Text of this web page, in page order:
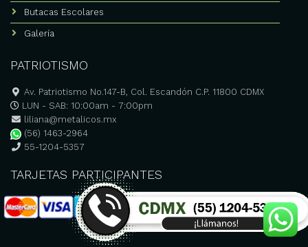
Butacas Escolares
Galería
PATRIOTISMO
Av. Patriotismo No.147-B, Col. Escandón C.P. 11800 CDMX
LUN - SAB: 10:00am - 7:00pm
liliana@metalicos.mx
(56) 1463-2964
55-1204-5357
TARJETAS PARTICIPANTES